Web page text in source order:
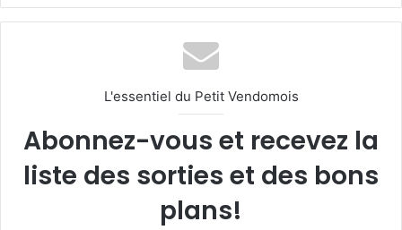
L'essentiel du Petit Vendomois
Abonnez-vous et recevez la
liste des sorties et des bons
plans!